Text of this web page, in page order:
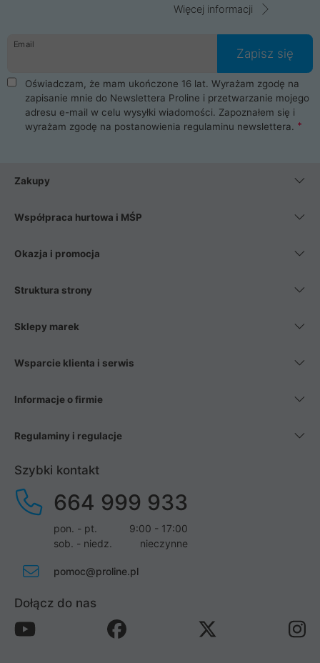
komunikacja ze sklepem komputerowym ProLine jest
danych osobowych. Dlatego zakup notebooka albo laptopa w
ProLine to czysta przyjemność i pełne bezpieczeństwo.
Zaopatrzysz się u nas w akcesoria i części komputerowe
takie jak procesory, karty graficzne, płyty główne, pamięci,
dyski SSD, M.2 oraz HDD. Nasi pracownicy pomogą Ci wybrać
najlepszy zasilacz komputerowy oraz obudowę do komputera.
Poza komputerami mamy również najlepsze na rynku
Smartfony takich producentów jak Xiaomi, Apple, Samsung i
wentylatory. Na koniec mając już to wszystko, możesz
Więcej informacji
Email
Zapisz się
Oświadczam, że mam ukończone 16 lat. Wyrażam zgodę na
zapisanie mnie do Newslettera Proline i przetwarzanie mojego
adresu e-mail w celu wysyłki wiadomości. Zapoznałem się i
wyrażam zgodę na postanowienia regulaminu newslettera.
Zakupy
Współpraca hurtowa i MŚP
Okazja i promocja
Struktura strony
Sklepy marek
Wsparcie klienta i serwis
Informacje o firmie
Regulaminy i regulacje
Szybki kontakt
664 999 933
pon. - pt.
9:00 - 17:00
sob. - niedz.
nieczynne
pomoc@proline.pl
Dołącz do nas